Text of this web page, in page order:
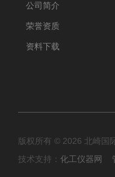
公司简介
荣誉资质
资料下载
版权所有 © 2026 北崎国
技术支持： 化工仪器网